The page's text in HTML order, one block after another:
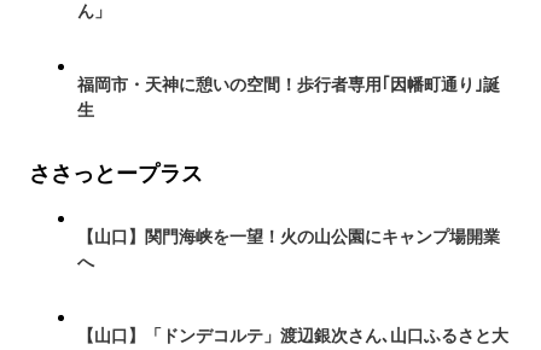
ん」
福岡市・天神に憩いの空間！歩行者専用｢因幡町通り｣誕
生
ささっとープラス
【山口】関門海峡を一望！火の山公園にキャンプ場開業
へ
【山口】「ドンデコルテ」渡辺銀次さん､山口ふるさと大